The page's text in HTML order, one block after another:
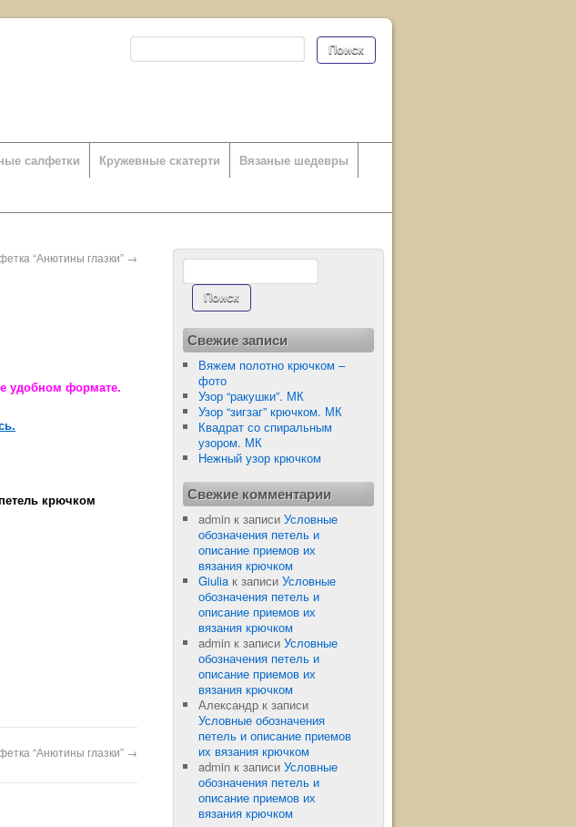
салфетки Кружевные скатерти
Вязаные шедевры
“Анютины глазки” →
удобном формате.
крючком
“Анютины глазки” →
Свежие записи
Вяжем полотно крючком –
фото
Узор “ракушки”. МК
Узор “зигзаг” крючком. МК
Квадрат со спиральным
узором. МК
Нежный узор крючком
Свежие комментарии
adminк записи Условные
обозначения петель и
описание приемов их
вязания крючком
Giuliaк записи Условные
обозначения петель и
описание приемов их
вязания крючком
adminк записи Условные
обозначения петель и
описание приемов их
вязания крючком
Александрк записи
Условные обозначения
петель и описание приемов
их вязания крючком
adminк записи Условные
обозначения петель и
описание приемов их
вязания крючком